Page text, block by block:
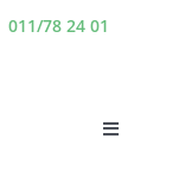
011/78 24 01
Toggle